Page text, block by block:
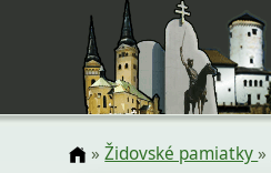
»Židovské pamiatky»